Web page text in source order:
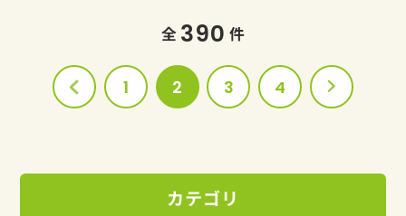
全 390 件
1 2 3 4
カテゴリ